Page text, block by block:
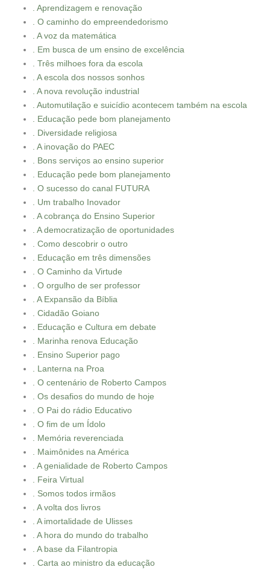
. Aprendizagem e renovação
. O caminho do empreendedorismo
. A voz da matemática
. Em busca de um ensino de excelência
. Três milhoes fora da escola
. A escola dos nossos sonhos
. A nova revolução industrial
. Automutilação e suicídio acontecem também na escola
. Educação pede bom planejamento
. Diversidade religiosa
. A inovação do PAEC
. Bons serviços ao ensino superior
. Educação pede bom planejamento
. O sucesso do canal FUTURA
. Um trabalho Inovador
. A cobrança do Ensino Superior
. A democratização de oportunidades
. Como descobrir o outro
. Educação em três dimensões
. O Caminho da Virtude
. O orgulho de ser professor
. A Expansão da Bíblia
. Cidadão Goiano
. Educação e Cultura em debate
. Marinha renova Educação
. Ensino Superior pago
. Lanterna na Proa
. O centenário de Roberto Campos
. Os desafios do mundo de hoje
. O Pai do rádio Educativo
. O fim de um Ídolo
. Memória reverenciada
. Maimônides na América
. A genialidade de Roberto Campos
. Feira Virtual
. Somos todos irmãos
. A volta dos livros
. A imortalidade de Ulisses
. A hora do mundo do trabalho
. A base da Filantropia
. Carta ao ministro da educação